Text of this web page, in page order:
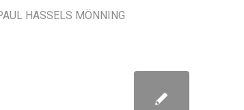
HASSELS MÖNNING